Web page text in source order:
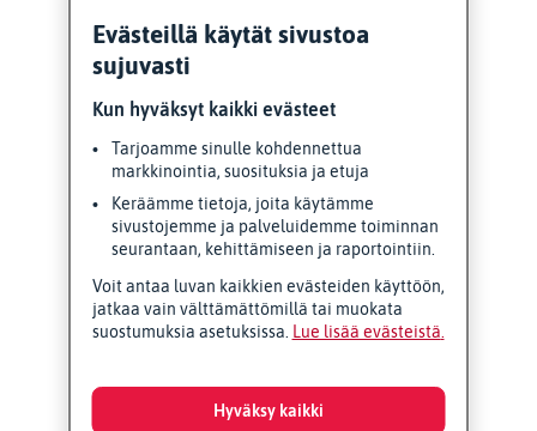
Evästeillä käytät sivustoa
sujuvasti
Kun hyväksyt kaikki evästeet
Tarjoamme sinulle kohdennettua
markkinointia, suosituksia ja etuja
Keräämme tietoja, joita käytämme
sivustojemme ja palveluidemme toiminnan
seurantaan, kehittämiseen ja raportointiin.
Voit antaa luvan kaikkien evästeiden käyttöön,
jatkaa vain välttämättömillä tai muokata
suostumuksia asetuksissa. Lue lisää evästeistä
Hyväksy kaikki